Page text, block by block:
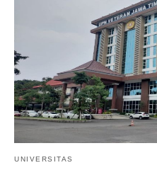
UNIVERSITAS